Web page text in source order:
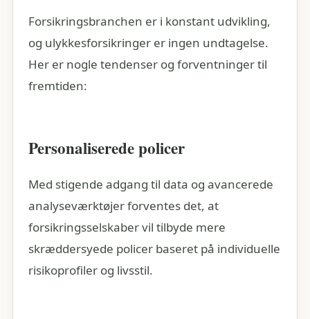
Forsikringsbranchen er i konstant udvikling,
og ulykkesforsikringer er ingen undtagelse.
Her er nogle tendenser og forventninger til
fremtiden:
Personaliserede policer
Med stigende adgang til data og avancerede
analyseværktøjer forventes det, at
forsikringsselskaber vil tilbyde mere
skræddersyede policer baseret på individuelle
risikoprofiler og livsstil.